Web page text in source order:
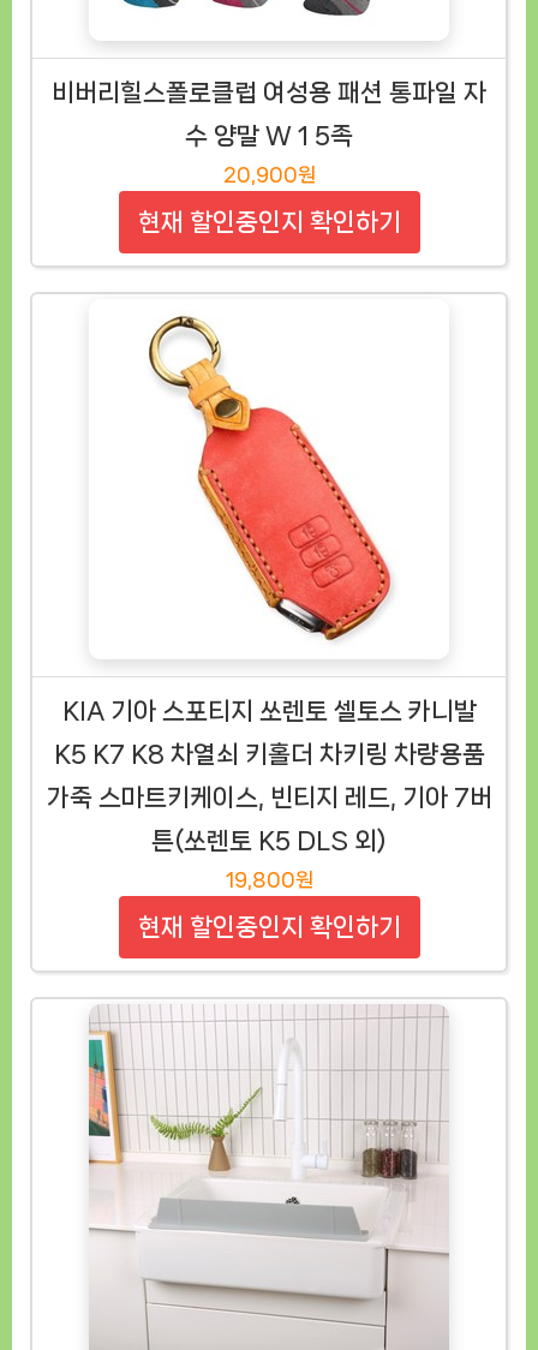
비버리힐스폴로클럽 여성용 패션 통파일 자
수 양말 W 1 5족
20,900원
현재 할인중인지 확인하기
KIA 기아 스포티지 쏘렌토 셀토스 카니발
K5 K7 K8 차열쇠 키홀더 차키링 차량용품
가죽 스마트키케이스, 빈티지 레드, 기아 7버
튼(쏘렌토 K5 DLS 외)
19,800원
현재 할인중인지 확인하기